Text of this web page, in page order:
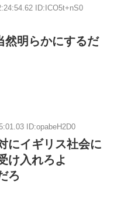
ID:ICO5t+nS0
然明らかにするだ
ID:opabeH2D0
にイギリス社会に
け入れろよ
ろ